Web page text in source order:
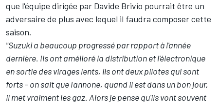
que l'équipe dirigée par Davide Brivio pourrait être un
adversaire de plus avec lequel il faudra composer cette
saison.
"Suzuki a beaucoup progressé par rapport à l'année
dernière. Ils ont amélioré la distribution et l'électronique
en sortie des virages lents, ils ont deux pilotes qui sont
forts – on sait que Iannone, quand il est dans un bon jour,
il met vraiment les gaz. Alors je pense qu'ils vont souvent